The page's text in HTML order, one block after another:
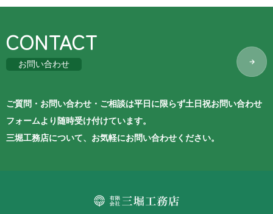
CONTACT
お問い合わせ
ご質問・お問い合わせ・ご相談は平日に限らず土日祝お問い合わせ
フォームより随時受け付けています。
三堀工務店について、お気軽にお問い合わせください。